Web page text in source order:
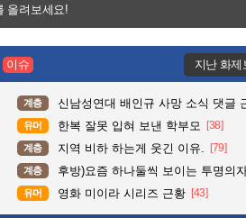
올려보세요!
이슈 지난 화제
계층
신남성연대 배인규 사망 소식 댓글
유머 한복 잘못 입혀 보낸 학부모 [38]
계층 지역 비하 하는게 웃긴 이유. [79]
계층
후방)요즘 하나둘씩 보이는 투명의
유머 영화 미이라 시리즈 근황 [43]